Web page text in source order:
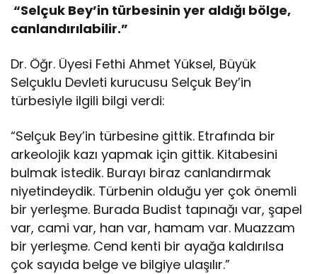
“Selçuk Bey’in türbesinin yer aldığı bölge,
canlandırılabilir.”
Dr. Öğr. Üyesi Fethi Ahmet Yüksel, Büyük
Selçuklu Devleti kurucusu Selçuk Bey’in
türbesiyle ilgili bilgi verdi:
“Selçuk Bey’in türbesine gittik. Etrafında bir
arkeolojik kazı yapmak için gittik. Kitabesini
bulmak istedik. Burayı biraz canlandırmak
niyetindeydik. Türbenin olduğu yer çok önemli
bir yerleşme. Burada Budist tapınağı var, şapel
var, cami var, han var, hamam var. Muazzam
bir yerleşme. Cend kenti bir ayağa kaldırılsa
çok sayıda belge ve bilgiye ulaşılır.”